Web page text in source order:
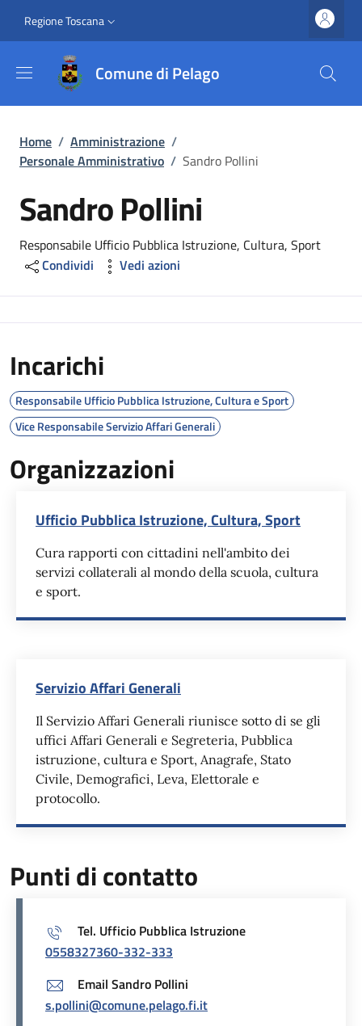
Slim top
Regione Toscana
Comune di Pelago
Briciole di pane
Home / Amministrazione /
Personale Amministrativo / Sandro Pollini
Sandro Pollini
Responsabile Ufficio Pubblica Istruzione, Cultura, Sport
Condividi
Vedi azioni
Incarichi
Responsabile Ufficio Pubblica Istruzione, Cultura e Sport
Vice Responsabile Servizio Affari Generali
Organizzazioni
Ufficio Pubblica Istruzione, Cultura, Sport
Cura rapporti con cittadini nell'ambito dei
servizi collaterali al mondo della scuola, cultura
e sport.
Servizio Affari Generali
Il Servizio Affari Generali riunisce sotto di se gli
uffici Affari Generali e Segreteria, Pubblica
istruzione, cultura e Sport, Anagrafe, Stato
Civile, Demografici, Leva, Elettorale e
protocollo.
Punti di contatto
Tel. Ufficio Pubblica Istruzione
0558327360-332-333
Email Sandro Pollini
s.pollini@comune.pelago.fi.it